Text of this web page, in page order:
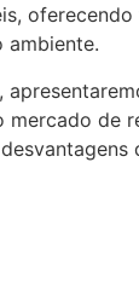
ambiente.
mercado de